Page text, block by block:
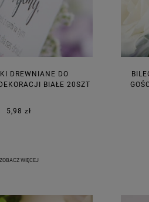
DREWNIANE DO
BIAŁE 20SZT
5,98 zł
ZOBACZ WIĘCEJ